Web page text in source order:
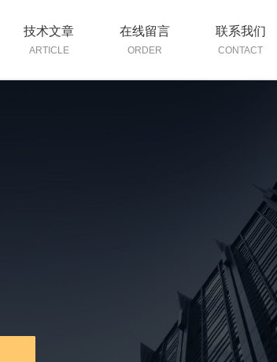
技术文章
ARTICLE
在线留言
ORDER
联系我们
CONTACT